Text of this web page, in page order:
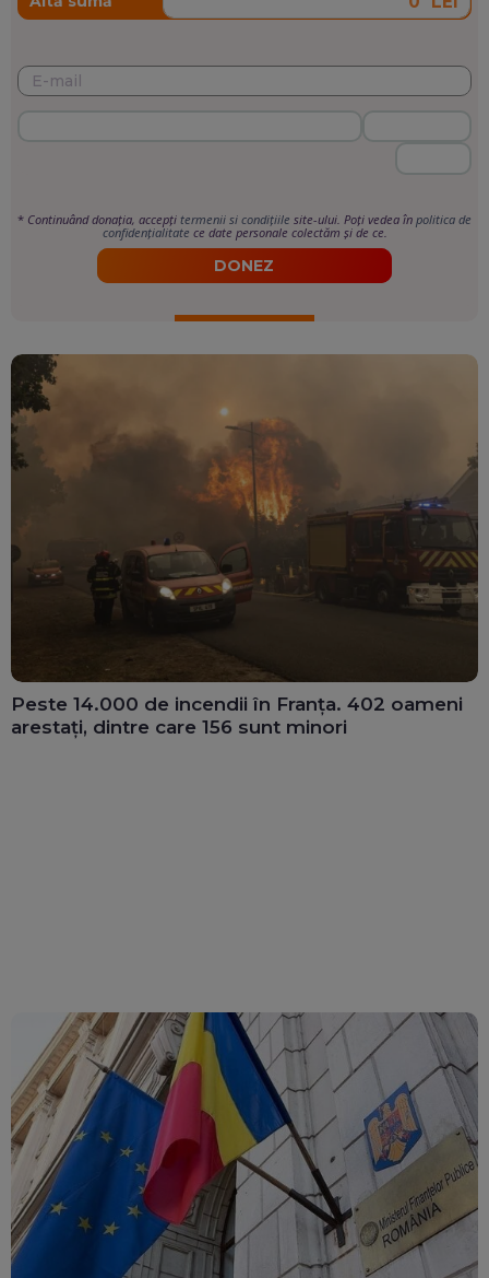
* Continuând donația, accepți termenii si condițiile site-ului. Poți vedea în politica de
confidențialitate ce date personale colectăm și de ce.
DONEZ
Peste 14.000 de incendii în Franța. 402 oameni
arestați, dintre care 156 sunt minori